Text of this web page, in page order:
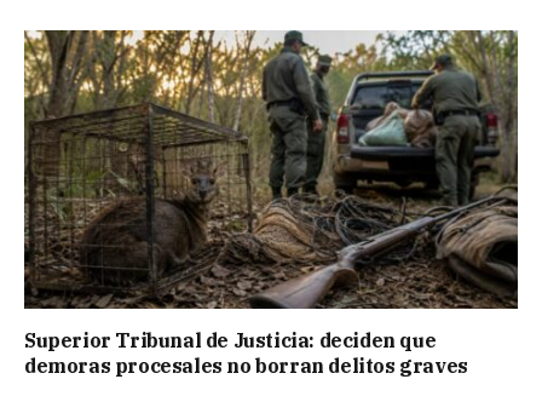
Superior Tribunal de Justicia: deciden que
demoras procesales no borran delitos graves